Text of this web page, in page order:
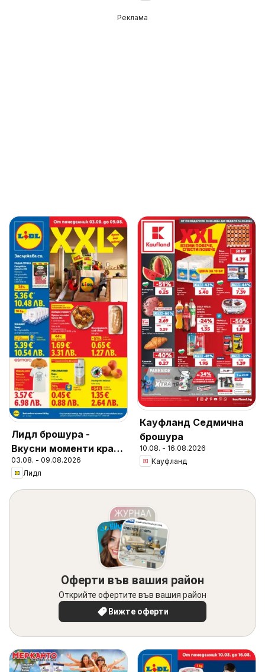
Реклама
Лидл брошура -
Вкусни моменти край
грила
03.08. - 09.08.2026
Лидл
Кауфланд Седмична
брошура
10.08. - 16.08.2026
Кауфланд
Оферти във вашия район
Открийте офертите във вашия район
Вижте оферти